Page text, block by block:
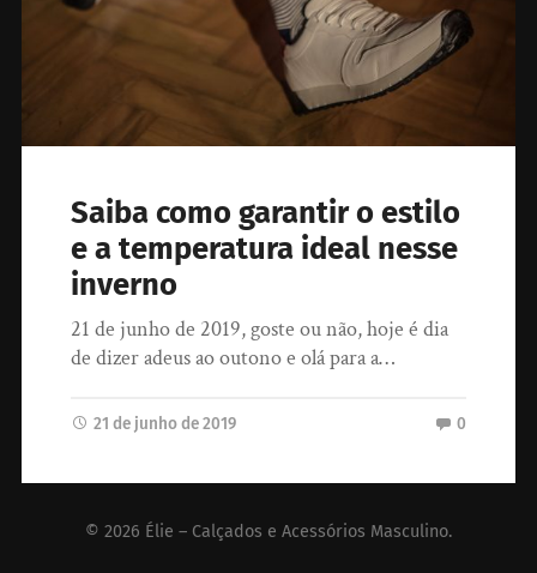
Saiba como garantir o estilo
e a temperatura ideal nesse
inverno
21 de junho de 2019, goste ou não, hoje é dia
de dizer adeus ao outono e olá para a…
21 de junho de 2019 0
© 2026 Élie – Calçados e Acessórios Masculino.